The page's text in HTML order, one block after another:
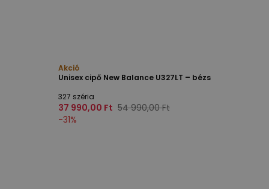
Akció
Unisex cipő New Balance U327LT – bézs
327 széria
37 990,00 Ft 54 990,00 Ft
-31%